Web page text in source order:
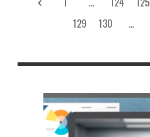
129
130 …